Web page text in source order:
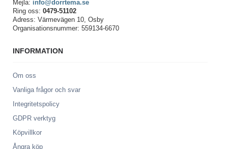
Mejla: info@dorrtema.se
Ring oss: 0479-51102
Adress: Värmevägen 10, Osby
Organisationsnummer: 559134-6670
INFORMATION
Om oss
Vanliga frågor och svar
Integritetspolicy
GDPR verktyg
Köpvillkor
Ångra köp